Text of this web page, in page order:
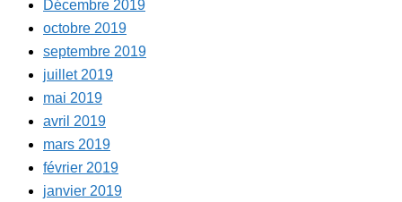
Décembre 2019
octobre 2019
septembre 2019
juillet 2019
mai 2019
avril 2019
mars 2019
février 2019
janvier 2019